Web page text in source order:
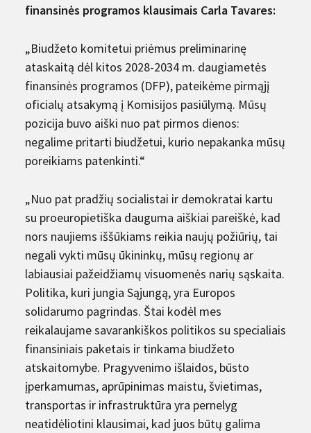
finansinės programos klausimais Carla Tavares:
„Biudžeto komitetui priėmus preliminarinę
ataskaitą dėl kitos 2028-2034 m. daugiametės
finansinės programos (DFP), pateikėme pirmąjį
oficialų atsakymą į Komisijos pasiūlymą. Mūsų
pozicija buvo aiški nuo pat pirmos dienos:
negalime pritarti biudžetui, kurio nepakanka mūsų
poreikiams patenkinti.“
„Nuo pat pradžių socialistai ir demokratai kartu
su proeuropietiška dauguma aiškiai pareiškė, kad
nors naujiems iššūkiams reikia naujų požiūrių, tai
negali vykti mūsų ūkininkų, mūsų regionų ar
labiausiai pažeidžiamų visuomenės narių sąskaita.
Politika, kuri jungia Sąjungą, yra Europos
solidarumo pagrindas. Štai kodėl mes
reikalaujame savarankiškos politikos su specialiais
finansiniais paketais ir tinkama biudžeto
atskaitomybe. Pragyvenimo išlaidos, būsto
įperkamumas, aprūpinimas maistu, švietimas,
transportas ir infrastruktūra yra pernelyg
neatidėliotini klausimai, kad juos būtų galima